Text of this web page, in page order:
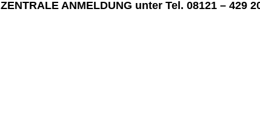
ZENTRALE ANMELDUNG unter Tel. 08121 – 429